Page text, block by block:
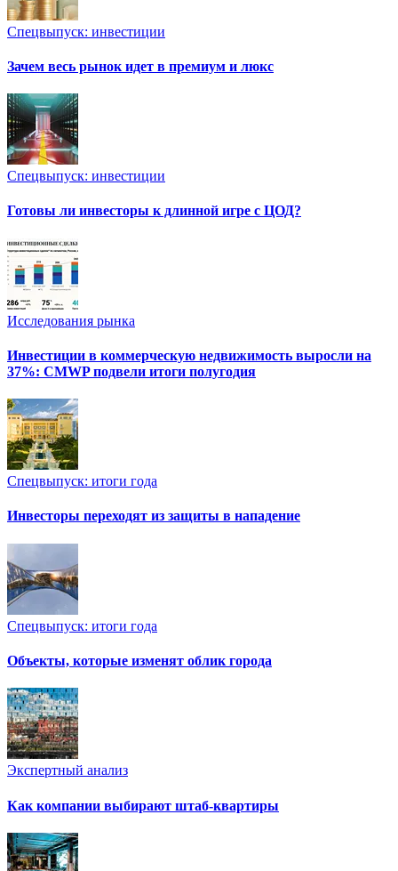
Спецвыпуск: инвестиции
Зачем весь рынок идет в премиум и люкс
Спецвыпуск: инвестиции
Готовы ли инвесторы к длинной игре с ЦОД?
Исследования рынка
Инвестиции в коммерческую недвижимость выросли на
37%: CMWP подвели итоги полугодия
Спецвыпуск: итоги года
Инвесторы переходят из защиты в нападение
Спецвыпуск: итоги года
Объекты, которые изменят облик города
Экспертный анализ
Как компании выбирают штаб-квартиры